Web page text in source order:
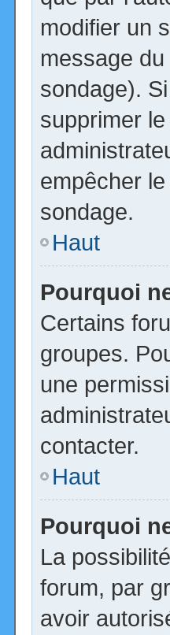
modifier un
message
sondage).
supprimer
empêcher
sondage.
Haut
Pourquoi
Certains
groupes.
une
contacter.
Haut
Pourquoi
La
forum, par
avoir